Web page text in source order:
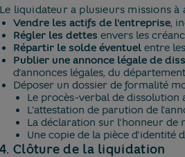
Le liquidateur a plusieurs missions
Vendre les actifs de l'entreprise,
Régler les dettes envers les
Répartir le solde éventuel entre
Publier une annonce légale de
d’annonces légales, du
Déposer un dossier de formalité
Le procès-verbal de
L'attestation de parution de
La déclaration sur l'honneur de
Une copie de la pièce d'identité
4. Clôture de la liquidation